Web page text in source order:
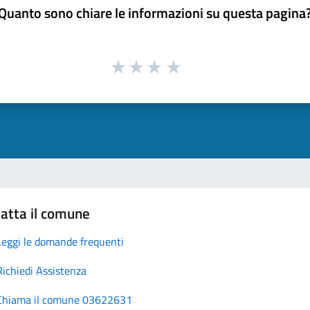
sono chiare le informazioni su questa
il comune
le domande frequenti
Assistenza
il comune 03622631